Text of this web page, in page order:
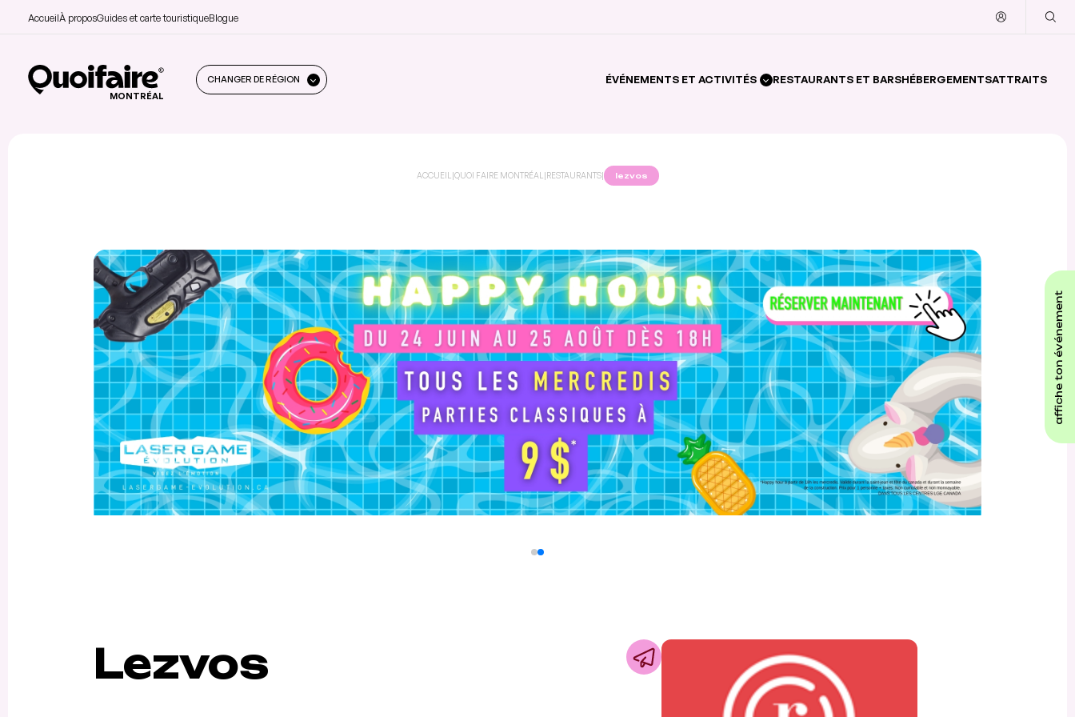
AccueilÀ proposGuides et carte touristiqueBlogue
MONTRÉAL
CHANGER DE RÉGION ÉVÉNEMENTS ET ACTIVITÉS RESTAURANTS ET BARSHÉBERGEMENTSATTRAITS
affiche ton événement
ACCUEIL |QUOI FAIRE MONTRÉAL |RESTAURANTS| lezvos
Lezvos